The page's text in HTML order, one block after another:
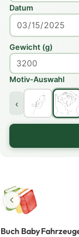
Datum
Gewicht (g)
Motiv-Auswahl
‹
Buch Baby